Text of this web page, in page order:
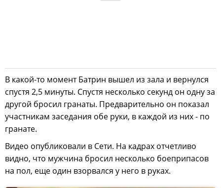
В какой-то момент Батрин вышел из зала и вернулся
спустя 2,5 минуты. Спустя несколько секунд он одну за
другой бросил гранаты. Предварительно он показал
участникам заседания обе руки, в каждой из них - по
гранате.
Видео опубликовали в Сети. На кадрах отчетливо
видно, что мужчина бросил несколько боеприпасов
на пол, еще один взорвался у него в руках.